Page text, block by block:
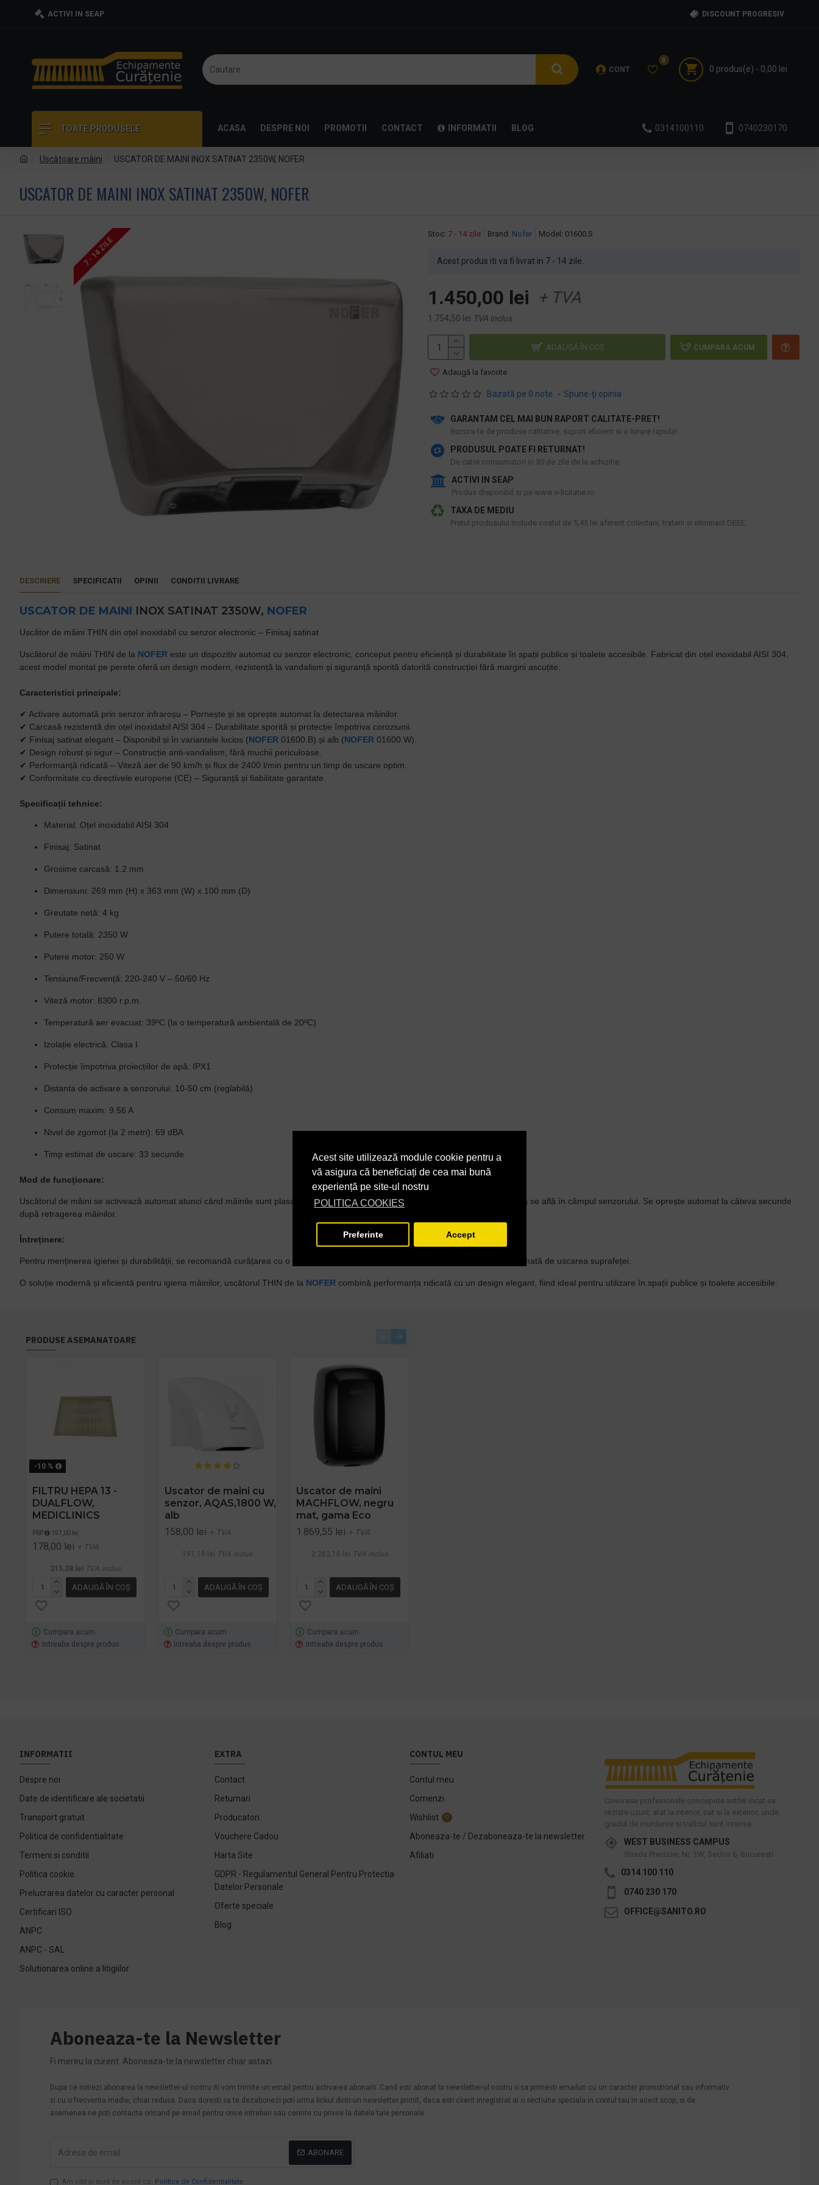
Acest site utilizează module cookie pentru a
vă asigura că beneficiați de cea mai bună
experiență pe site-ul nostru
POLITICA COOKIES
Preferinte Accept
ACTIVI IN SEAP DISCOUNT PROGRESIV
CONT
0
0 produs(e) - 0,00 lei
TOATE PRODUSELE ACASA DESPRE NOI PROMOTII CONTACT INFORMATII BLOG 0314100110 0740230170
Uscătoare mâini USCATOR DE MAINI INOX SATINAT 2350W, NOFER
USCATOR DE MAINI INOX SATINAT 2350W, NOFER
7 - 14 ZILE
Stoc: 7 - 14 zile Brand: Nofer Model: 01600.S
Acest produs iti va fi livrat in 7 - 14 zile.
Bazată pe 0 note. - Spune-ţi opinia
1.450,00 lei + TVA
1.754,50 lei TVA inclus
ADAUGĂ ÎN COŞ CUMPARA ACUM
Adaugă la favorite
GARANTAM CEL MAI BUN RAPORT CALITATE-PRET!
​Bucura-te de produse calitative, suport eficient si o livrare rapida!
PRODUSUL POATE FI RETURNAT!
De catre consumatori in 30 de zile de la achizitie
ACTIVI IN SEAP
Produs disponibil si pe www.e-licitatie.ro
TAXA DE MEDIU
Pretul produsului include costul de 5,45 lei aferent colectarii, tratarii si eliminarii DEEE.
DESCRIERE SPECIFICATII OPINII CONDITII LIVRARE
USCATOR DE MAINI INOX SATINAT 2350W, NOFER
Uscător de mâini THIN din oțel inoxidabil cu senzor electronic – Finisaj satinat
Uscătorul de mâini THIN de la NOFER este un dispozitiv automat cu senzor electronic, conceput pentru eficiență și durabilitate în spații publice și toalete accesibile. Fabricat din oțel inoxidabil AISI 304,
acest model montat pe perete oferă un design modern, rezistență la vandalism și siguranță sporită datorită construcției fără margini ascuțite.
Caracteristici principale:
✔ Activare automată prin senzor infraroșu – Pornește și se oprește automat la detectarea mâinilor.
✔ Carcasă rezistentă din oțel inoxidabil AISI 304 – Durabilitate sporită și protecție împotriva coroziunii.
✔ Finisaj satinat elegant – Disponibil și în variantele lucios (NOFER 01600.B) și alb (NOFER 01600.W).
✔ Design robust și sigur – Construcție anti-vandalism, fără muchii periculoase.
✔ Performanță ridicată – Viteză aer de 90 km/h și flux de 2400 l/min pentru un timp de uscare optim.
✔ Conformitate cu directivele europene (CE) – Siguranță și fiabilitate garantate.
Specificații tehnice:
Material: Oțel inoxidabil AISI 304
Finisaj: Satinat
Grosime carcasă: 1.2 mm
Dimensiuni: 269 mm (H) x 363 mm (W) x 100 mm (D)
Greutate netă: 4 kg
Putere totală: 2350 W
Putere motor: 250 W
Tensiune/Frecvență: 220-240 V – 50/60 Hz
Viteză motor: 8300 r.p.m.
Temperatură aer evacuat: 39ºC (la o temperatură ambientală de 20ºC)
Izolație electrică: Clasa I
Protecție împotriva proiecțiilor de apă: IPX1
Distanta de activare a senzorului: 10-50 cm (reglabilă)
Consum maxim: 9.56 A
Nivel de zgomot (la 2 metri): 69 dBA
Timp estimat de uscare: 33 secunde
Mod de funcționare:
Uscătorul de mâini se activează automat atunci când mâinile sunt plasate sub dispozitiv și rămâne în funcțiune atât timp cât acestea se află în câmpul senzorului. Se oprește automat la câteva secunde
după retragerea mâinilor.
Întreținere:
Pentru menținerea igienei și durabilității, se recomandă curățarea cu o cârpă moale, umezită ușor într-o soluție de apă și săpun, urmată de uscarea suprafeței.
O soluție modernă și eficientă pentru igiena mâinilor, uscătorul THIN de la NOFER combină performanța ridicată cu un design elegant, fiind ideal pentru utilizare în spații publice și toalete accesibile.
PRODUSE ASEMANATOARE
-10 %
FILTRU HEPA 13 -
DUALFLOW,
MEDICLINICS
PRP 197,00 lei
178,00 lei + TVA
215,38 lei TVA inclus
ADAUGĂ ÎN COŞ
Cumpara acum
Intreaba despre produs
Uscator de maini cu
senzor, AQAS,1800 W,
alb
158,00 lei + TVA
191,18 lei TVA inclus
ADAUGĂ ÎN COŞ
Cumpara acum
Intreaba despre produs
Uscator de maini
MACHFLOW, negru
mat, gama Eco
1.869,55 lei + TVA
2.262,16 lei TVA inclus
ADAUGĂ ÎN COŞ
Cumpara acum
Intreaba despre produs
INFORMATII
Despre noi
Date de identificare ale societatii
Transport gratuit
Politica de confidentialitate
Termeni si conditii
Politica cookie
Prelucrarea datelor cu caracter personal
Certificari ISO
ANPC
ANPC - SAL
Solutionarea online a litigiilor
EXTRA
Contact
Returnari
Producatori
Vouchere Cadou
Harta Site
GDPR - Regulamentul General Pentru Protectia
Datelor Personale
Oferte speciale
Blog
CONTUL MEU
Contul meu
Comenzi
Wishlist
0
Aboneaza-te / Dezaboneaza-te la newsletter
Afiliati
Covorase profesionale concepute astfel incat sa
reziste uzurii, atat la interior, cat si la exterior, unde
gradul de murdarire si traficul sunt intense.
WEST BUSINESS CAMPUS
Strada Preciziei, Nr, 3W, Sector 6, Bucuresti
0314 100 110
0740 230 170
OFFICE@SANITO.RO
Aboneaza-te la Newsletter
Fi mereu la curent. Aboneaza-te la newsletter chiar astazi.
Dupa ce initiezi abonarea la newsletter-ul nostru iti vom trimite un email pentru activarea abonarii. Cand esti abonat la newsletter-ul nostru o sa primesti emailuri cu un caracter promotional sau informativ
si cu o frecventa medie, chiar redusa. Daca doresti sa te dezabonezi poti urma linkul dintr-un newsletter primit, daca esti client inregistrat ai o sectiune speciala in contul tau in acest scop, si de
asemenea ne poti contacta oricand pe email pentru orice intrebari sau cerinte cu privire la datele tale personale.
ABONARE
Am citit şi sunt de acord cu Politica de Confidentialitate